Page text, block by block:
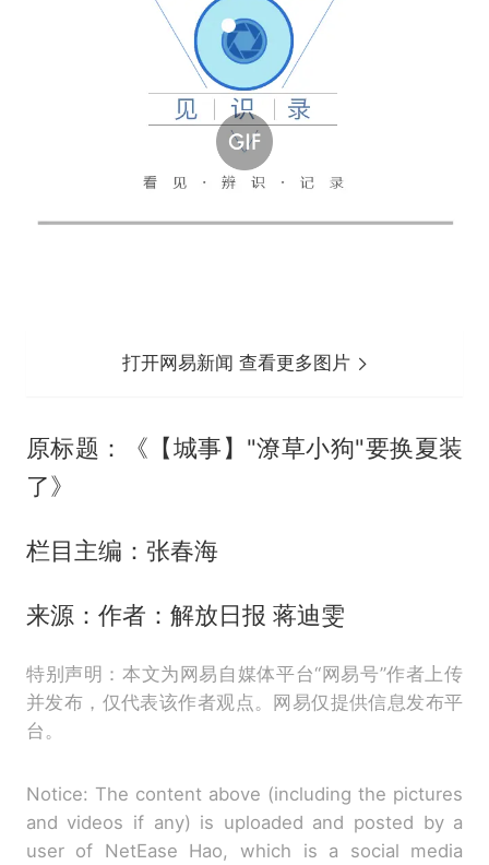
打开网易新闻 查看更多图片
原标题：《【城事】"潦草小狗"要换夏装
了》
栏目主编：张春海
来源：作者：解放日报 蒋迪雯
特别声明：本文为网易自媒体平台“网易号”作者上传
并发布，仅代表该作者观点。网易仅提供信息发布平
台。
Notice: The content above (including the pictures
and videos if any) is uploaded and posted by a
user of NetEase Hao, which is a social media